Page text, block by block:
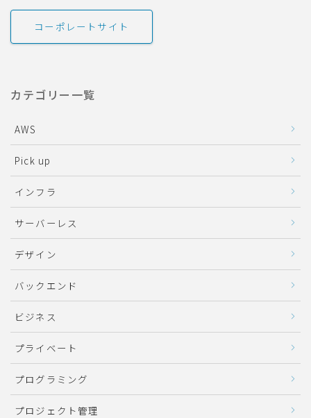
コーポレートサイト
カテゴリー一覧
AWS
Pick up
インフラ
サーバーレス
デザイン
バックエンド
ビジネス
プライベート
プログラミング
プロジェクト管理